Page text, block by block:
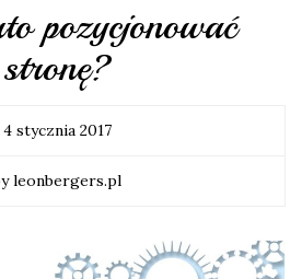
pozycjonować
stronę?
4 stycznia 2017
leonbergers.pl